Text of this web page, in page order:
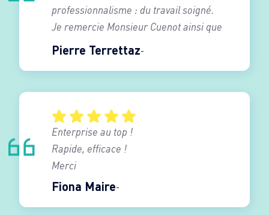
Pierre Terrettaz
professionnalisme : du travail soigné.
Je remercie Monsieur Cuenot ainsi que
son équipe de poseur .
Fiona Maire
Enterprise au top !
Rapide, efficace !
Merci